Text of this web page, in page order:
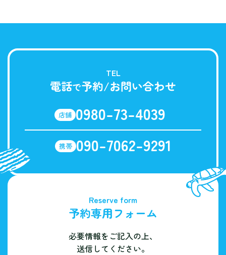
TEL
電話で予約/お問い合わせ
店舗 0980-73-4039
携帯 090-7062-9291
Reserve form
予約専用フォーム
必要情報をご記入の上、
送信してください。